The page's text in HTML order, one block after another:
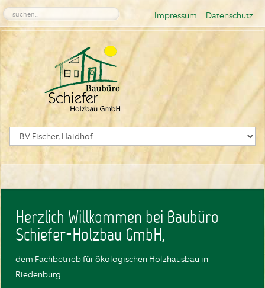
Impressum Datenschutz
Herzlich Willkommen bei Baubüro
Schiefer-Holzbau GmbH,
dem Fachbetrieb für ökologischen Holzhausbau in
Riedenburg